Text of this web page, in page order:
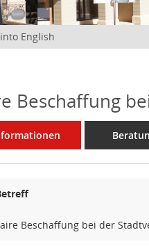
English
Beschaffung
Beschaffung bei der